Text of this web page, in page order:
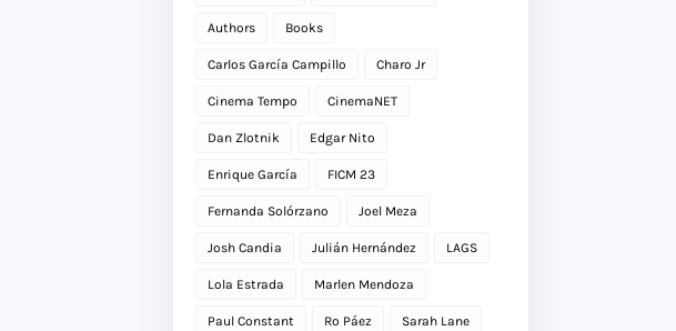
Authors Books
Carlos García Campillo Charo Jr
Cinema Tempo CinemaNET
Dan Zlotnik Edgar Nito
Enrique García FICM 23
Fernanda Solórzano Joel Meza
Josh Candia Julián Hernández LAGS
Lola Estrada Marlen Mendoza
Paul Constant Ro Páez Sarah Lane